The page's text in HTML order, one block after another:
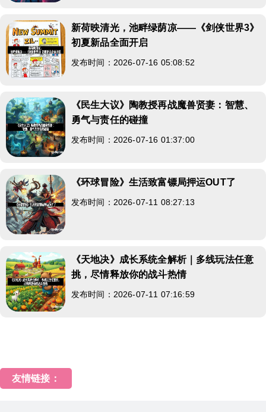
新荷映清光，池畔绿荫凉——《剑侠世界3》
初夏新品全面开启
发布时间：2026-07-16 05:08:52
《民生大议》陶教授再战魔兽贤妻：智慧、
勇气与责任的碰撞
发布时间：2026-07-16 01:37:00
《环球冒险》生活致富镖局押运OUT了
发布时间：2026-07-11 08:27:13
《天地决》成长系统全解析｜多线玩法任意
挑，尽情释放你的战斗热情
发布时间：2026-07-11 07:16:59
友情链接：